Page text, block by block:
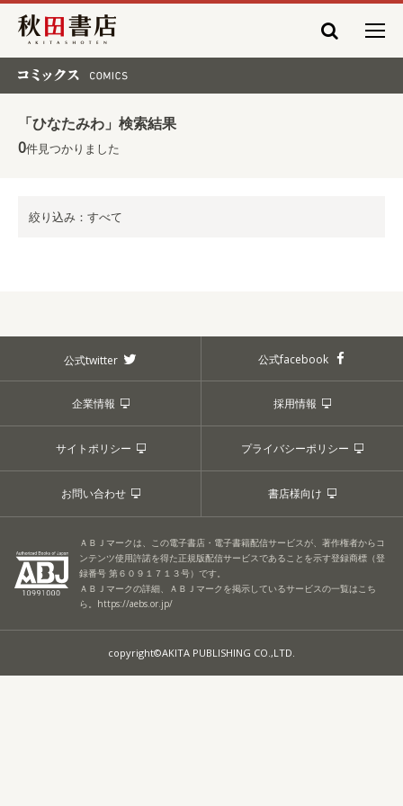
秋田書店
「ひなたみわ」検索結果
0件見つかりました
絞り込み：すべて
公式twitter 公式facebook
企業情報 採用情報
サイトポリシー プライバシーポリシー
お問い合わせ 書店様向け
ＡＢＪマークは、この電子書店・電子書籍配信サービスが、著作権者からコ
ンテンツ使用許諾を得た正規版配信サービスであることを示す登録商標（登
録番号 第６０９１７１３号）です。
ＡＢＪマークの詳細、ＡＢＪマークを掲示しているサービスの一覧はこち
ら。 https://aebs.or.jp/
copyright©AKITA PUBLISHING CO.,LTD.